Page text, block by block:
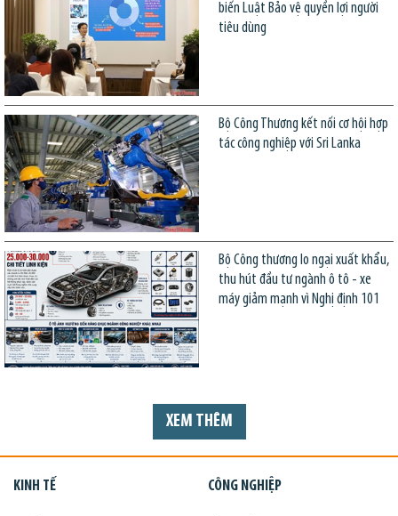
biến Luật Bảo vệ quyền lợi người
tiêu dùng
Bộ Công Thương kết nối cơ hội hợp
tác công nghiệp với Sri Lanka
Bộ Công thương lo ngại xuất khẩu,
thu hút đầu tư ngành ô tô - xe
máy giảm mạnh vì Nghị định 101
XEM THÊM
KINH TẾ CÔNG NGHIỆP